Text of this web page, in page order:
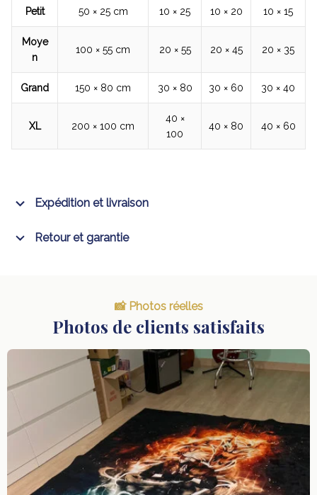
Petit 50 × 25 cm 10 × 25 10 × 20 10 × 15
Moye
n
100 × 55 cm 20 × 55 20 × 45 20 × 35
Grand 150 × 80 cm 30 × 80 30 × 60 30 × 40
XL 200 × 100 cm
40 ×
100
40 × 80 40 × 60
Expédition et livraison
Retour et garantie
📸 Photos réelles
Photos de clients satisfaits